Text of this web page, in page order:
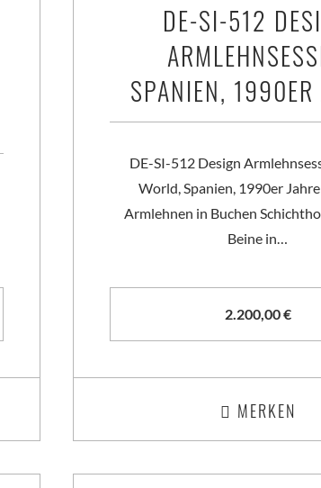
DE-SI-512
SPANIEN, 1990ER
DE-SI-512 Design
World, Spanien, 1990er
Armlehnen in Buchen
Beine in…
2.200,00€
MERKEN